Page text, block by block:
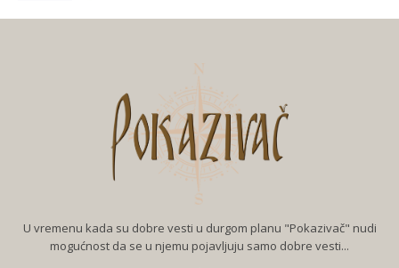
U vremenu kada su dobre vesti u durgom planu "Pokazivač" nudi
mogućnost da se u njemu pojavljuju samo dobre vesti...